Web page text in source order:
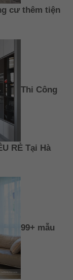
cư thêm tiện
Thi Công
RẺ Tại Hà
99+ mẫu